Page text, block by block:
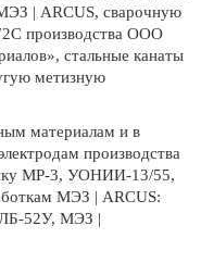
| ARCUS, сварочную
производства ООО
стальные канаты
метизную
материалам и в
производства
МР-3, УОНИИ-13/55,
МЭЗ | ARCUS:
52У, МЭЗ |